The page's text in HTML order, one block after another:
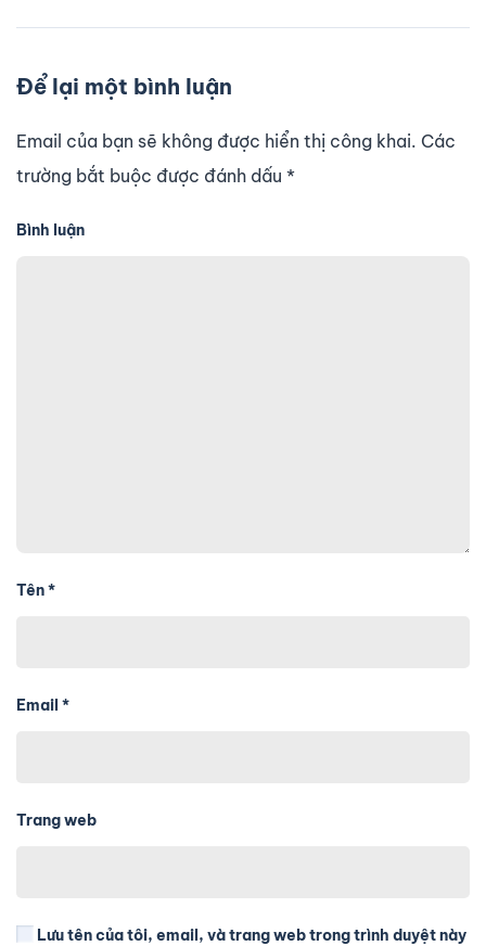
Để lại một bình luận
Email của bạn sẽ không được hiển thị công khai. Các
trường bắt buộc được đánh dấu *
Bình luận
Tên*
Email *
Trang web
Lưu tên của tôi, email, và trang web trong trình duyệt này